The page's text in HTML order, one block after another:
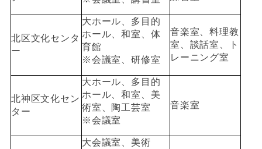
北区文化センタ
ー
大ホール、多目的
ホール、和室、体
育館
※会議室、研修室
音楽室、料理教
室、談話室、ト
レーニング室
北神区文化セン
ター
大ホール、多目的
ホール、和室、美
術室、陶工芸室
※会議室
音楽室
大会議室、美術